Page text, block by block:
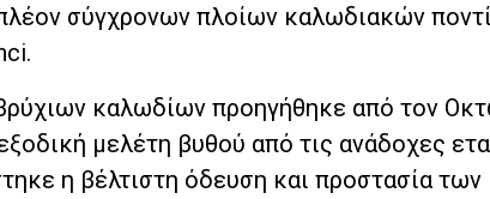
σύγχρονων πλοίων καλωδιακών
καλωδίων προηγήθηκε από τον
μελέτη βυθού από τις ανάδοχες
η βέλτιστη όδευση και προστασία